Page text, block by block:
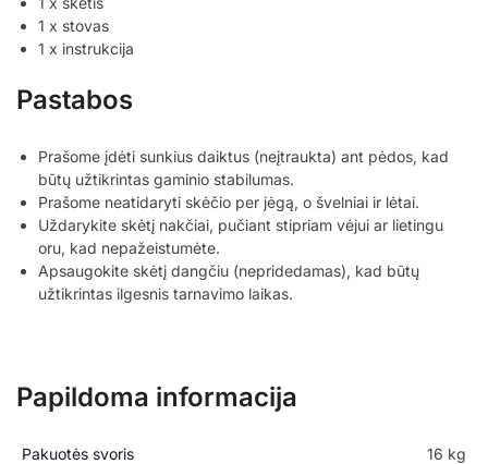
1 x stovas
1 x instrukcija
Pastabos
Prašome įdėti sunkius daiktus (neįtraukta) ant pėdos, kad
būtų užtikrintas gaminio stabilumas.
Prašome neatidaryti skėčio per jėgą, o švelniai ir lėtai.
Uždarykite skėtį nakčiai, pučiant stipriam vėjui ar lietingu
oru, kad nepažeistumėte.
Apsaugokite skėtį dangčiu (nepridedamas), kad būtų
užtikrintas ilgesnis tarnavimo laikas.
Papildoma informacija
Pakuotės svoris 16 kg